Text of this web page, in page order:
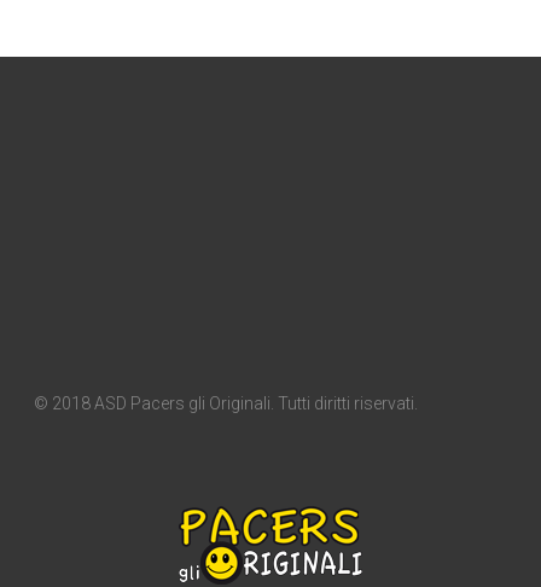
© 2018 ASD Pacers gli Originali. Tutti diritti riservati.